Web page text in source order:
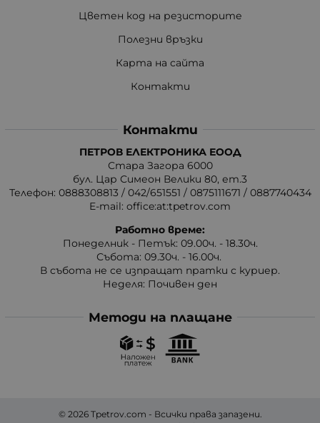
Цветен код на резисторите
Полезни връзки
Карта на сайта
Контакти
Контакти
ПЕТРОВ ЕЛЕКТРОНИКА ЕООД
Стара Загора 6000
бул. Цар Симеон Велики 80, ет.3
Телефон: 0888308813 / 042/651551 / 0875111671 / 0887740434
E-mail: office:at:tpetrov.com
Работно време:
Понеделник - Петък: 09.00ч. - 18.30ч.
Събота: 09.30ч. - 16.00ч.
В събота не се изпращат пратки с куриер.
Неделя: Почивен ден
Методи на плащане
© 2026 Tpetrov.com - Всички права запазени.